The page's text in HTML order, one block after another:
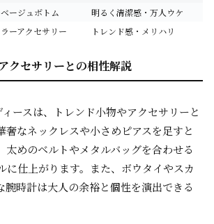
ージュボトム
明るく清潔感・万人ウケ
ーアクセサリー トレンド感・メリハリ
クセサリーとの相性解説
ースは、トレンド小物やアクセサリーと
奢なネックレスや小さめピアスを足すと
太めのベルトやメタルバッグを合わせる
に仕上がります。また、ボウタイやスカ
腕時計は大人の余裕と個性を演出できる